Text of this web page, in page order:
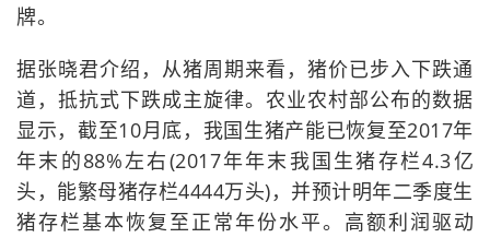
牌。
据张晓君介绍，从猪周期来看，猪价已步入下跌通
道，抵抗式下跌成主旋律。农业农村部公布的数据
显示，截至10月底，我国生猪产能已恢复至2017年
年末的88%左右(2017年年末我国生猪存栏4.3亿
头，能繁母猪存栏4444万头)，并预计明年二季度生
猪存栏基本恢复至正常年份水平。高额利润驱动